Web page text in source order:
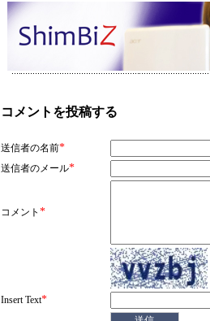
コメントを投稿する
送信者の名前*
送信者のメール*
コメント *
Insert Text*